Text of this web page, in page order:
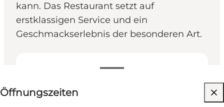
kann. Das Restaurant setzt auf
erstklassigen Service und ein
Geschmackserlebnis der besonderen Art.
Öffnungszeiten anzeigen
Öffnungszeiten
Website besuchen